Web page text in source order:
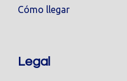
Cómo llegar
Legal